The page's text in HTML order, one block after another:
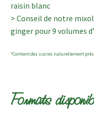
raisin blanc
> Conseil de notre
ginger pour 9 volumes
*Contient des sucres naturellement
Formats